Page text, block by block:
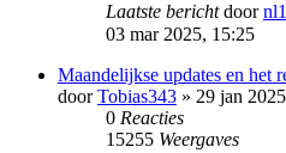
Laatste berichtdoor
03 mar 2025, 15:25
Maandelijkse updates en het
doorTobias343 » 29 jan
0 Reacties
15255 Weergaves